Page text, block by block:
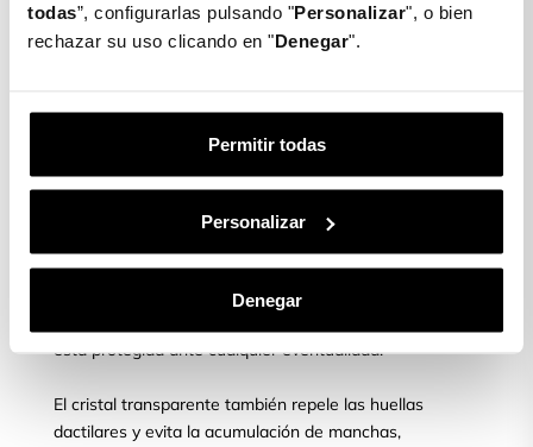
todas”, configurarlas pulsando "Personalizar", o bien
rechazar su uso clicando en "Denegar".
Permitir todas
Personalizar
Denegar
¿Quieres proteger tu móvil?
Asegura la protección de tu pantalla con el cristal
templado transparente para móvil, líder en el mercado.
está protegida ante cualquier eventualidad.
El cristal transparente también repele las huellas
dactilares y evita la acumulación de manchas,